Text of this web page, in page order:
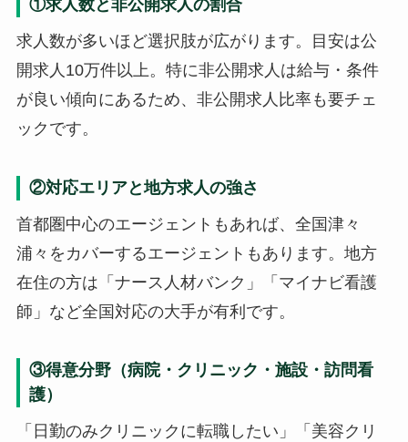
①求人数と非公開求人の割合
求人数が多いほど選択肢が広がります。目安は公
開求人10万件以上。特に非公開求人は給与・条件
が良い傾向にあるため、非公開求人比率も要チェ
ックです。
②対応エリアと地方求人の強さ
首都圏中心のエージェントもあれば、全国津々
浦々をカバーするエージェントもあります。地方
在住の方は「ナース人材バンク」「マイナビ看護
師」など全国対応の大手が有利です。
③得意分野（病院・クリニック・施設・訪問看
護）
「日勤のみクリニックに転職したい」「美容クリ